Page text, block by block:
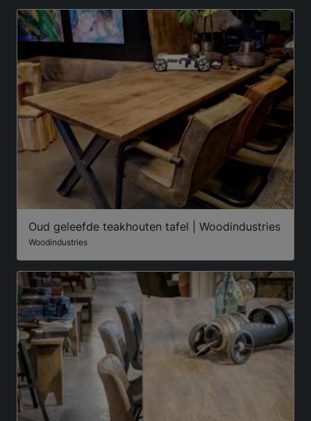
Oud geleefde teakhouten tafel | Woodindustries
Woodindustries